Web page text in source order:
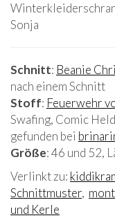
Sonja
Schnitt: Beanie
nach einem Schnitt
Stoff: Feuerwehr
Swafing, Comic
gefunden bei
Größe: 46 und 52,
Verlinkt zu:
Schnittmuster,
und Kerle